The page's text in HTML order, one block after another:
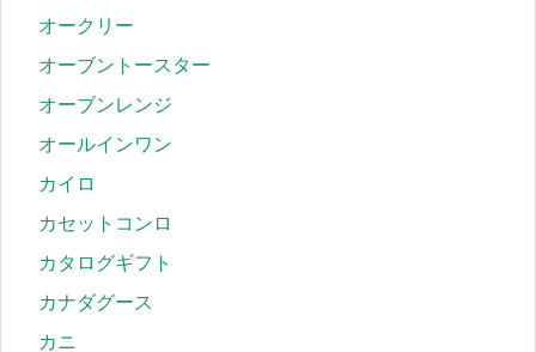
オークリー
オーブントースター
オーブンレンジ
オールインワン
カイロ
カセットコンロ
カタログギフト
カナダグース
カニ